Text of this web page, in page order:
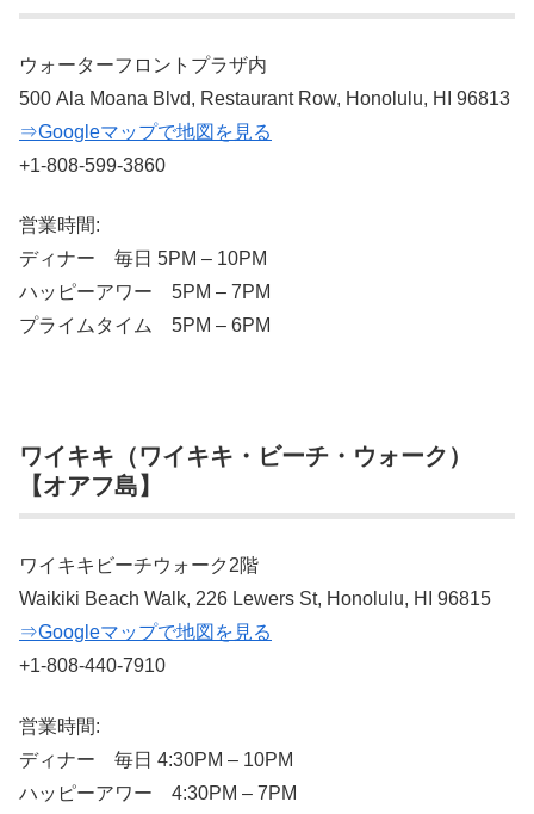
ウォーターフロントプラザ内
500 Ala Moana Blvd, Restaurant Row, Honolulu, HI 96813
⇒Googleマップで地図を見る
+1-808-599-3860
営業時間:
ディナー 毎日 5PM – 10PM
ハッピーアワー 5PM – 7PM
プライムタイム 5PM – 6PM
ワイキキ（ワイキキ・ビーチ・ウォーク）
【オアフ島】
ワイキキビーチウォーク2階
Waikiki Beach Walk, 226 Lewers St, Honolulu, HI 96815
⇒Googleマップで地図を見る
+1-808-440-7910
営業時間:
ディナー 毎日 4:30PM – 10PM
ハッピーアワー 4:30PM – 7PM